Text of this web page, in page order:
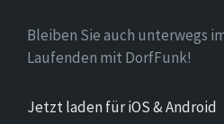
Bleiben Sie auch unterwegs
Laufenden mit DorfFunk!
Jetzt laden für iOS & Android